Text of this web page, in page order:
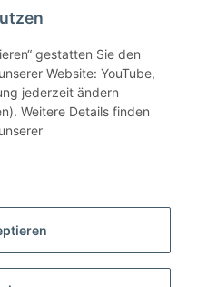
gestatten Sie den
Website: YouTube,
jederzeit ändern
Weitere Details finden
Produktsortiment per E-Mail zu.
Guschein erhalten. Für Ihren
Sie per Email nach der
Ihrer Email-Adresse